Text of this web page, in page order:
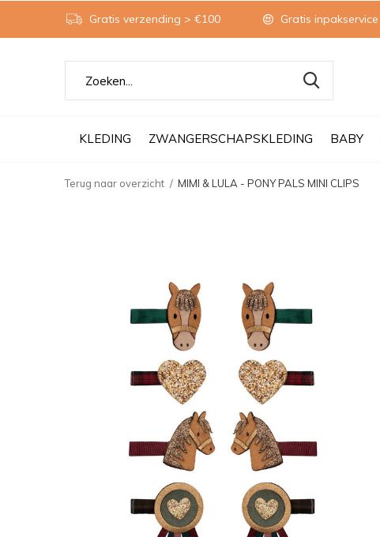
KLEDING ZWANGERSCHAPSKLEDING BABY
Gratis verzending > €100 Gratis inpakservice
Terug naar overzicht MIMI & LULA - PONY PALS MINI CLIPS